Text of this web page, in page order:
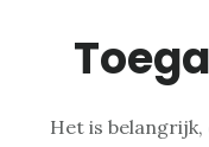
Het is